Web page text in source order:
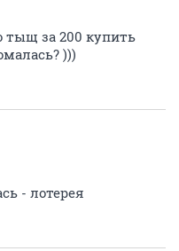
тыщ за 200 купить
)))
- лотерея